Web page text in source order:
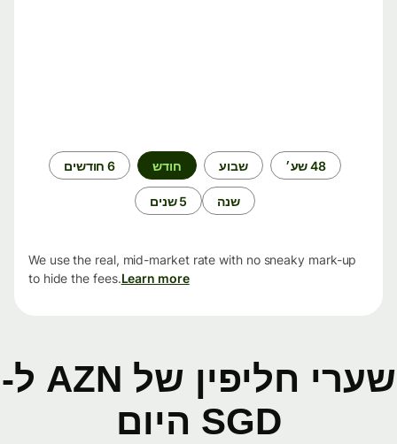
48 שע׳ שבוע חודש 6 חודשים
שנה 5 שנים
We use the real, mid-market rate with no sneaky mark-up
to hide the fees.Learn more
שערי חליפין של AZN ל-
SGD היום